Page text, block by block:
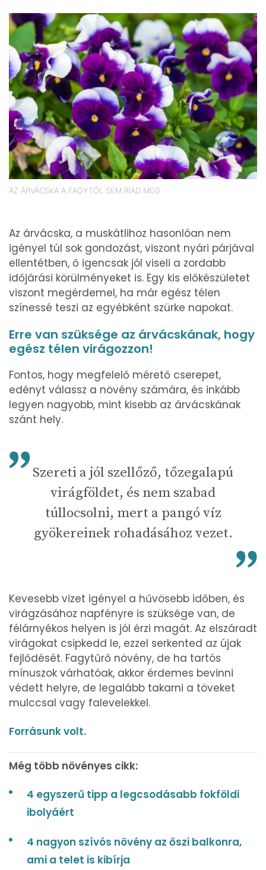
AZ ÁRVÁCSKA A FAGYTÓL SEM RIAD MEG
Az árvácska, a muskátlihoz hasonlóan nem
igényel túl sok gondozást, viszont nyári párjával
ellentétben, ő igencsak jól viseli a zordabb
időjárási körülményeket is. Egy kis előkészületet
viszont megérdemel, ha már egész télen
színessé teszi az egyébként szürke napokat.
Erre van szüksége az árvácskának, hogy
egész télen virágozzon!
Fontos, hogy megfelelő mérető cserepet,
edényt válassz a növény számára, és inkább
legyen nagyobb, mint kisebb az árvácskának
szánt hely.
Szereti a jól szellőző, tőzegalapú
virágföldet, és nem szabad
túllocsolni, mert a pangó víz
gyökereinek rohadásához vezet.
Kevesebb vizet igényel a hűvösebb időben, és
virágzásához napfényre is szüksége van, de
félárnyékos helyen is jól érzi magát. Az elszáradt
virágokat csipkedd le, ezzel serkented az újak
fejlődését. Fagytűrő növény, de ha tartós
mínuszok várhatóak, akkor érdemes bevinni
védett helyre, de legalább takarni a töveket
mulccsal vagy falevelekkel.
Forrásunk volt.
Még több növényes cikk:
4 egyszerű tipp a legcsodásabb fokföldi
ibolyáért
4 nagyon szívós növény az őszi balkonra,
ami a telet is kibírja